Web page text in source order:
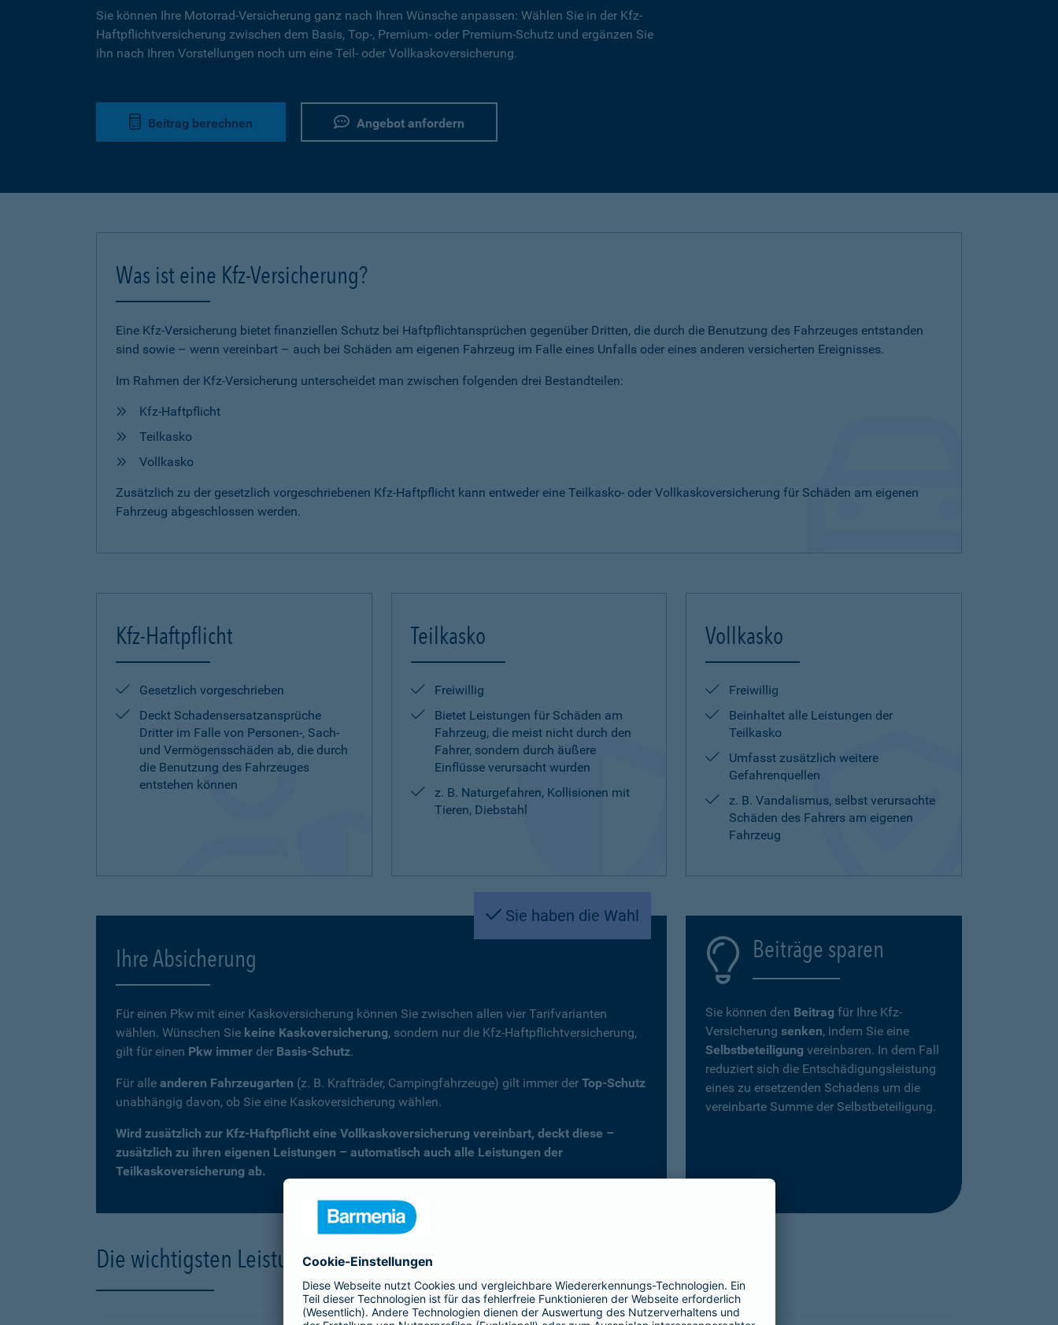
Sie können Ihre Motorrad-Versicherung ganz nach Ihren Wünsche anpassen: Wählen Sie in der Kfz-
Haftpflichtversicherung zwischen dem Basis, Top-, Premium- oder Premium-Schutz und ergänzen Sie
ihn nach Ihren Vorstellungen noch um eine Teil- oder Vollkaskoversicherung.
Beitrag berechnen Angebot anfordern
Was ist eine Kfz-Versicherung?
Eine Kfz-Versicherung bietet finanziellen Schutz bei Haftpflichtansprüchen gegenüber Dritten, die durch die Benutzung des Fahrzeuges entstanden
sind sowie – wenn vereinbart – auch bei Schäden am eigenen Fahrzeug im Falle eines Unfalls oder eines anderen versicherten Ereignisses.
Im Rahmen der Kfz-Versicherung unterscheidet man zwischen folgenden drei Bestandteilen:
Kfz-Haftpflicht
Teilkasko
Vollkasko
Zusätzlich zu der gesetzlich vorgeschriebenen Kfz-Haftpflicht kann entweder eine Teilkasko- oder Vollkaskoversicherung für Schäden am eigenen
Fahrzeug abgeschlossen werden.
Kfz-Haftpflicht
Gesetzlich vorgeschrieben
Deckt Schadensersatzansprüche
Dritter im Falle von Personen-, Sach-
und Vermögensschäden ab, die durch
die Benutzung des Fahrzeuges
entstehen können
Teilkasko
Freiwillig
Bietet Leistungen für Schäden am
Fahrzeug, die meist nicht durch den
Fahrer, sondern durch äußere
Einflüsse verursacht wurden
z. B. Naturgefahren, Kollisionen mit
Tieren, Diebstahl
Vollkasko
Freiwillig
Beinhaltet alle Leistungen der
Teilkasko
Umfasst zusätzlich weitere
Gefahrenquellen
z. B. Vandalismus, selbst verursachte
Schäden des Fahrers am eigenen
Fahrzeug
Sie haben die Wahl
Ihre Absicherung
Für einen Pkw mit einer Kaskoversicherung können Sie zwischen allen vier Tarifvarianten
wählen. Wünschen Sie keine Kaskoversicherung, sondern nur die Kfz-Haftpflichtversicherung,
gilt für einen Pkw immer der Basis-Schutz.
Für alle anderen Fahrzeugarten (z. B. Krafträder, Campingfahrzeuge) gilt immer der Top-Schutz
unabhängig davon, ob Sie eine Kaskoversicherung wählen.
Wird zusätzlich zur Kfz-Haftpflicht eine Vollkaskoversicherung vereinbart, deckt diese –
zusätzlich zu ihren eigenen Leistungen – automatisch auch alle Leistungen der
Teilkaskoversicherung ab.
Beiträge sparen
Sie können den Beitrag für Ihre Kfz-
Versicherung senken, indem Sie eine
Selbstbeteiligung vereinbaren. In dem Fall
reduziert sich die Entschädigungsleistung
eines zu ersetzenden Schadens um die
vereinbarte Summe der Selbstbeteiligung.
Die wichtigsten Leistungen der Kfz-Versicherung im Überblick